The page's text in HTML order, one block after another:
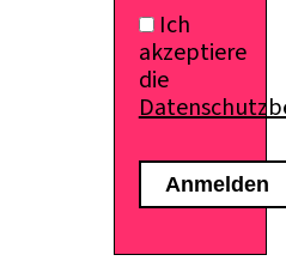
Ich
akzeptiere
die